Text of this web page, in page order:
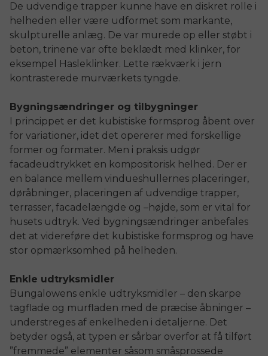
De udvendige trapper kunne have en diskret rolle i
helheden eller være udformet som markante,
skulpturelle anlæg. De var murede op eller støbt i
beton, trinene var ofte beklædt med klinker, for
eksempel Hasleklinker. Lette rækværk i jern
kontrasterede murværkets tyngde.
Bygningsændringer og tilbygninger
I princippet er det kubistiske formsprog åbent over
for variationer, idet det opererer med forskellige
former og formater. Men i praksis udgør
facadeudtrykket en kompositorisk helhed. Der er
en balance mellem vindueshullernes placeringer,
døråbninger, placeringen af udvendige trapper,
terrasser, facadelængde og –højde, som er vital for
husets udtryk. Ved bygningsændringer anbefales
det at videreføre det kubistiske formsprog og have
stor opmærksomhed på helheden.
Enkle udtryksmidler
Bungalowens enkle udtryksmidler – den skarpe
tagflade og murfladen med de præcise åbninger –
understreges af enkelheden i detaljerne. Det
betyder også, at typen er sårbar overfor at få tilført
”fremmede” elementer såsom småsprossede